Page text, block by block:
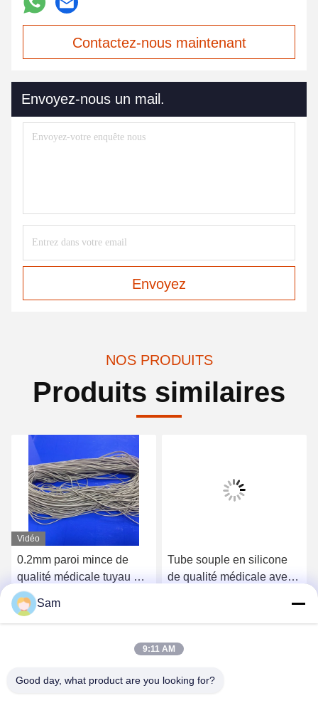
Contactez-nous maintenant
Envoyez-nous un mail.
Envoyez
NOS PRODUITS
Produits similaires
Vidéo
0.2mm paroi mince de
qualité médicale tuyau de
silicone flexible 50 Shore
AObtenez le meilleur prix
Tube souple en silicone
de qualité médicale avec
le transfert de fluides
Sam
9:11 AM
Good day, what product are you looking for?